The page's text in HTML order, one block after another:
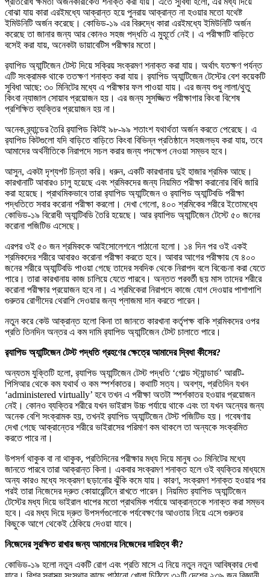
বোঝা যায় কারা এরইমধ্যে আক্রান্ত হয়ে পুনরায় আক্রান্ত না হওয়ার মতো যথেষ্ট
ইমিউনিটি অর্জন করেছে। কোভিড-১৯ এর বিরুদ্ধে কারা এরইমধ্যে ইমিউনিটি অর্জন
করেছে তা জানার জন্য আর কোনও সহজ পদ্ধতি এ মুহূর্তে নেই। এ পরীক্ষাটি বাড়িতে
বসেই করা যায়, অনেকটা ডায়াবেটিস পরীক্ষার মতো।
র‌্যাপিড অ্যান্টিজেন টেস্ট দিয়ে সক্রিয় সংক্রমণ শনাক্ত করা যায়। অর্থাৎ যতক্ষণ পর্যন্ত
এটি সংক্রামক থাকে ততক্ষণ শনাক্ত করা যায়। র‌্যাপিড অ্যান্টিজেন টেস্টের বেশ কয়েকটি
সুবিধা আছে: ৩০ মিনিটের মধ্যে এ পরীক্ষার ফল পাওয়া যায়। এর জন্য শুধু লালা/থুতু
কিংবা ন্যাজাল সোয়াব প্রয়োজন হয়। এর জন্য সুসজ্জিত পরীক্ষাগার কিংবা বিশেষ
প্রশিক্ষিত ব্যক্তির প্রয়োজন হয় না।
অনেক ব্র্যান্ডের তৈরি র‌্যাপিড কিটই ৯৮-৯৯ শতাংশ যথার্থতা অর্জন করতে পেরেছে। এ
র‌্যাপিড কিটগুলো যদি বাড়িতে বাড়িতে কিংবা বিভিন্ন প্রতিষ্ঠানে সহজলভ্য করা যায়, তবে
আমাদের অর্থনীতিকে নিরাপদে সচল করার জন্য পদক্ষেপ নেওয়া সম্ভব হবে।
আসুন, একটা দৃশ্যপট চিন্তা করি। ধরুন, একটি কারখানায় দুই হাজার শ্রমিক আছে।
কারখানাটি আবারও চালু হয়েছে এবং শ্রমিকদের জন্য নিয়মিত পরীক্ষা করানোর বিধি জারি
করা হয়েছে। প্রাথমিকভাবে তারা র‌্যাপিড অ্যান্টিজেন ও র‌্যাপিড অ্যান্টিবডি পরীক্ষা
পদ্ধতিতে সবার করোনা পরীক্ষা করলো। দেখা গেলো, ৪০০ শ্রমিকের শরীরে ইতোমধ্যে
কোভিড-১৯ বিরোধী অ্যান্টিবডি তৈরি হয়েছে। আর র‌্যাপিড অ্যান্টিজেন টেস্টে ৫০ জনের
করোনা পজিটিভ এসেছে।
এরপর ওই ৫০ জন শ্রমিককে আইসোলেশনে পাঠানো হলো। ১৪ দিন পর ওই একই
শ্রমিকদের শরীরে আবারও করোনা পরীক্ষা করতে হবে। আবার আগের পরীক্ষায় যে ৪০০
জনের শরীরে অ্যান্টিবডি পাওয়া গেছে তাদের সবদিক থেকে নিরাপদ বলে বিবেচনা করা যেতে
পারে। তারা কারখানায় কাজ চালিয়ে যেতে পারবে। অন্তত পরবর্তী ছয় মাস তাদের শরীরে
করোনা পরীক্ষার প্রয়োজন হবে না। এ শ্রমিকেরা নিরাপদে কাজে যোগ দেওয়ার পাশাপাশি
গুরুতর রোগীদের থেরাপি দেওয়ার জন্য প্লাজমা দান করতে পারেন।
নতুন করে কেউ আক্রান্ত হলো কিনা তা জানতে কারখানা কর্তৃপক্ষ বাকি শ্রমিকদের ওপর
প্রতি তিনদিন অন্তর এ কম দামি র‌্যাপিড অ্যান্টিজেন টেস্ট চালাতে পারে।
র‌্যাপিড অ্যান্টিজেন টেস্ট পদ্ধতি গ্রহণের ক্ষেত্রে আমাদের দ্বিধা কীসের?
অন্যতম যুক্তিটি হলো, র‌্যাপিড অ্যান্টিজেন টেস্ট পদ্ধতি ‘গোল্ড স্ট্যান্ডার্ড’ আরটি-
পিসিআর থেকে কম যথার্থ ও কম স্পর্শকাতর। কথাটি সত্য। অবশ্য, প্রতিদিন যখন
‘administered virtually’ হবে তখন এ পরীক্ষা অতটা স্পর্শকাতর হওয়ার প্রয়োজন
নেই। কোনও ব্যক্তির শরীরে যখন ভাইরাস উচ্চ পর্যায়ে থাকে এবং তা যখন অন্যের জন্য
অনেক বেশি সংক্রামক হয়, তখনই র‌্যাপিড অ্যান্টিজেন টেস্ট পজিটিভ হয়। গবেষণায়
দেখা গেছে আক্রান্তের শরীরে ভাইরাসের পরিমাণ কম থাকলে তা অন্যকে সংক্রমিত
করতে পারে না।
উপসর্গ থাকুক বা না থাকুক, প্রতিদিনের পরীক্ষার মধ্য দিয়ে মানুষ ৩০ মিনিটের মধ্যে
জানতে পারবে তারা আক্রান্ত কিনা। একবার সংক্রমণ শনাক্ত হলে ওই ব্যক্তির মাধ্যমে
অন্য কারও মধ্যে সংক্রমণ ছড়ানোর ঝুঁকি কমে যায়। কারণ, সংক্রমণ শনাক্ত হওয়ার পর
পরই তারা নিজেদের দ্রুত কোয়ারেন্টিনে রাখতে পারেন। নিয়মিত র‌্যাপিড অ্যান্টিজেন
টেস্টের মধ্য দিয়ে ভাইরাল ধাপের মতো প্রাথমিক পর্যায়ে আক্রান্তকে শনাক্ত করা সম্ভব
হবে। এর মধ্য দিয়ে দ্রুত উপসর্গগুলোকে পর্যবেক্ষণের আওতায় নিয়ে এসে গুরুতর
কিছুকে আগে থেকেই ঠেকিয়ে দেওয়া যাবে।
নিজেদের সুরক্ষিত রাখার জন্য আমাদের নিজেদের দায়িত্ব কী?
কোভিড-১৯ হলো নতুন একটি রোগ এবং প্রতি মাসে এ নিয়ে নতুন নতুন আবিষ্কার দেখা